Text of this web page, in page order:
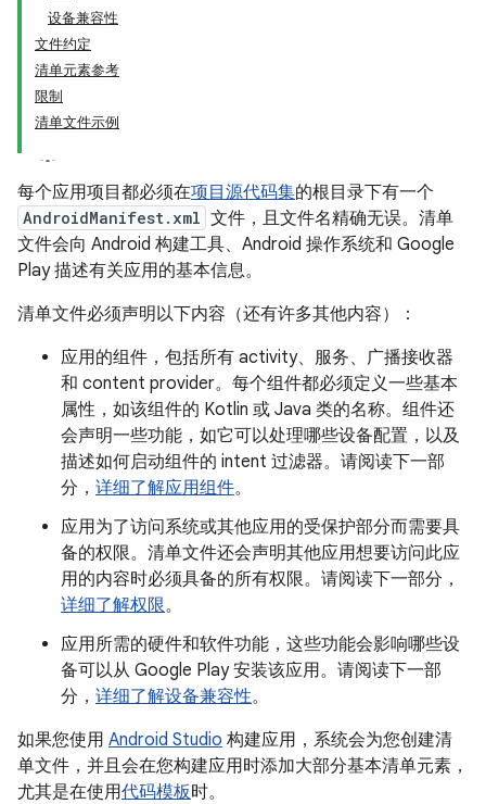
设备兼容性
文件约定
清单元素参考
限制
清单文件示例
每个应用项目都必须在项目源代码集的根目录下有一个
AndroidManifest.xml 文件，且文件名精确无误。 清单
文件会向 Android 构建工具、Android 操作系统和 Google
Play 描述有关应用的基本信息。
清单文件必须声明以下内容（还有许多其他内容）：
应用的组件，包括所有 activity、服务、广播接收器
和 content provider。每个组件都必须定义一些基本
属性，如该组件的 Kotlin 或 Java 类的名称。组件还
会声明一些功能，如它可以处理哪些设备配置，以及
描述如何启动组件的 intent 过滤器。请阅读下一部
分， 详细了解应用组件。
应用为了访问系统或其他应用的受保护部分而需要具
备的权限。清单文件还会声明其他应用想要访问此应
用的内容时必须具备的所有权限。请阅读下一部分，
详细了解权限。
应用所需的硬件和软件功能，这些功能会影响哪些设
备可以从 Google Play 安装该应用。请阅读下一部
分， 详细了解设备兼容性。
如果您使用 Android Studio 构建应用，系统会为您创建清
单文件，并且会在您构建应用时添加大部分基本清单元素，
尤其是在使用代码模板时。